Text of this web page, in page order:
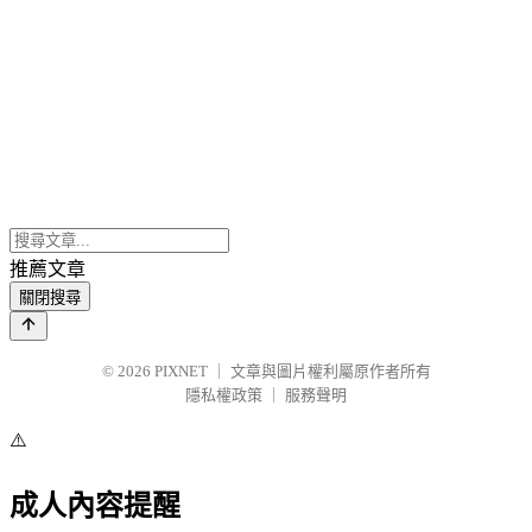
推薦文章
關閉搜尋
© 2026 PIXNET
文章與圖片權利屬原作者所有
隱私權政策
服務聲明
⚠️
成人內容提醒